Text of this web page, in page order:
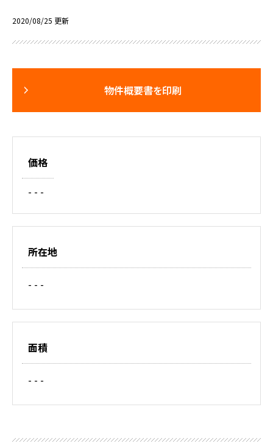
2020/08/25 更新
物件概要書を印刷
価格
- - -
所在地
- - -
面積
- - -